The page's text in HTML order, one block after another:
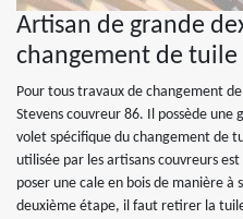
Artisan de grande
changement de tuile
Pour tous travaux de changement
Stevens couvreur 86. Il possède
volet spécifique du changement de
utilisée par les artisans couvreurs
poser une cale en bois de manière
deuxième étape, il faut retirer la